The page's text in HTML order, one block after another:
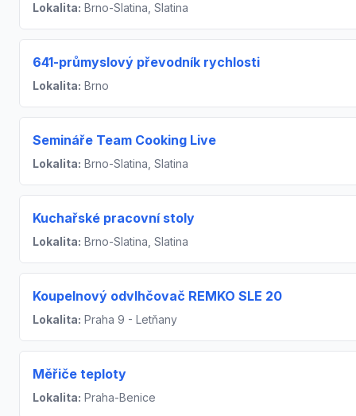
Lokalita: Brno-Slatina, Slatina
641-průmyslový převodník rychlosti
Lokalita: Brno
Semináře Team Cooking Live
Lokalita: Brno-Slatina, Slatina
Kuchařské pracovní stoly
Lokalita: Brno-Slatina, Slatina
Koupelnový odvlhčovač REMKO SLE 20
Lokalita: Praha 9 - Letňany
Měřiče teploty
Lokalita: Praha-Benice